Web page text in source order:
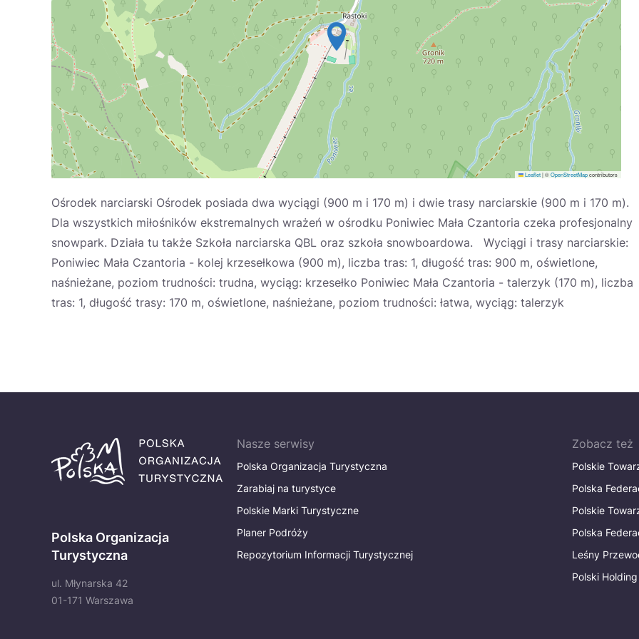
Leaflet|©OpenStreetMapcontributors
Ośrodek narciarski Ośrodek posiada dwa wyciągi (900 m i 170 m) i dwie trasy narciarskie (900 m i 170 m).
Dla wszystkich miłośników ekstremalnych wrażeń w ośrodku Poniwiec Mała Czantoria czeka profesjonalny
snowpark. Działa tu także Szkoła narciarska QBL oraz szkoła snowboardowa. Wyciągi i trasy narciarskie:
Poniwiec Mała Czantoria - kolej krzesełkowa (900 m), liczba tras: 1, długość tras: 900 m, oświetlone,
naśnieżane, poziom trudności: trudna, wyciąg: krzesełko Poniwiec Mała Czantoria - talerzyk (170 m), liczba
tras: 1, długość trasy: 170 m, oświetlone, naśnieżane, poziom trudności: łatwa, wyciąg: talerzyk
Polska Organizacja
Turystyczna
ul. Młynarska 42
01-171 Warszawa
Nasze serwisy
Polska Organizacja Turystyczna
Zarabiaj na turystyce
Polskie Marki Turystyczne
Planer Podróży
Repozytorium Informacji Turystycznej
Zobacz też
Polskie
Polska
Polskie
Polska
Leśny
Polski